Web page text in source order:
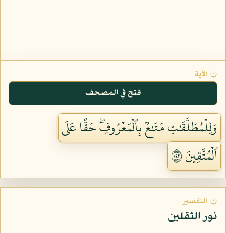
۞ الآية
فتح في المصحف
وَلِلۡمُطَلَّقَٰتِ مَتَٰعُۢ بِٱلۡمَعۡرُوفِۖ حَقًّا عَلَى
ٱلۡمُتَّقِينَ ٢٤١
۞ التفسير
نور الثقلين